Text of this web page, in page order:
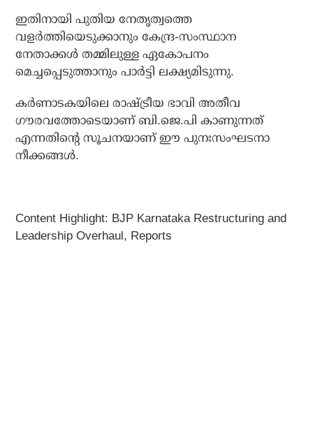
ഇതിനായി പുതിയ നേതൃത്വത്തെ
വളര്‍ത്തിയെടുക്കാനും കേന്ദ്ര-സംസ്ഥാന
നേതാക്കള്‍ തമ്മിലുള്ള ഏകോപനം
മെച്ചപ്പെടുത്താനും പാര്‍ട്ടി ലക്ഷ്യമിടുന്നു.
കര്‍ണാടകയിലെ രാഷ്ട്രീയ ഭാവി അതീവ
ഗൗരവത്തോടെയാണ് ബി.ജെ.പി കാണുന്നത്
എന്നതിന്റെ സൂചനയാണ് ഈ പുനഃസംഘടനാ
നീക്കങ്ങള്‍.
Content Highlight: BJP Karnataka Restructuring and
Leadership Overhaul, Reports